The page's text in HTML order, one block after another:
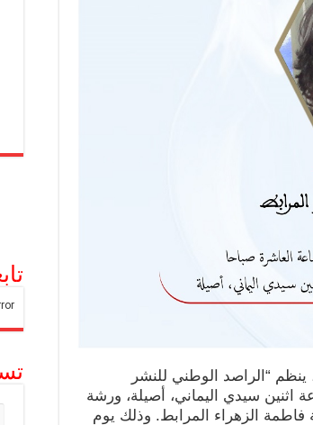
“الراصد الوطني للنشر
اثنين سيدي اليماني، أصيلة، ورشة
فاطمة الزهراء المرابط. وذلك يوم